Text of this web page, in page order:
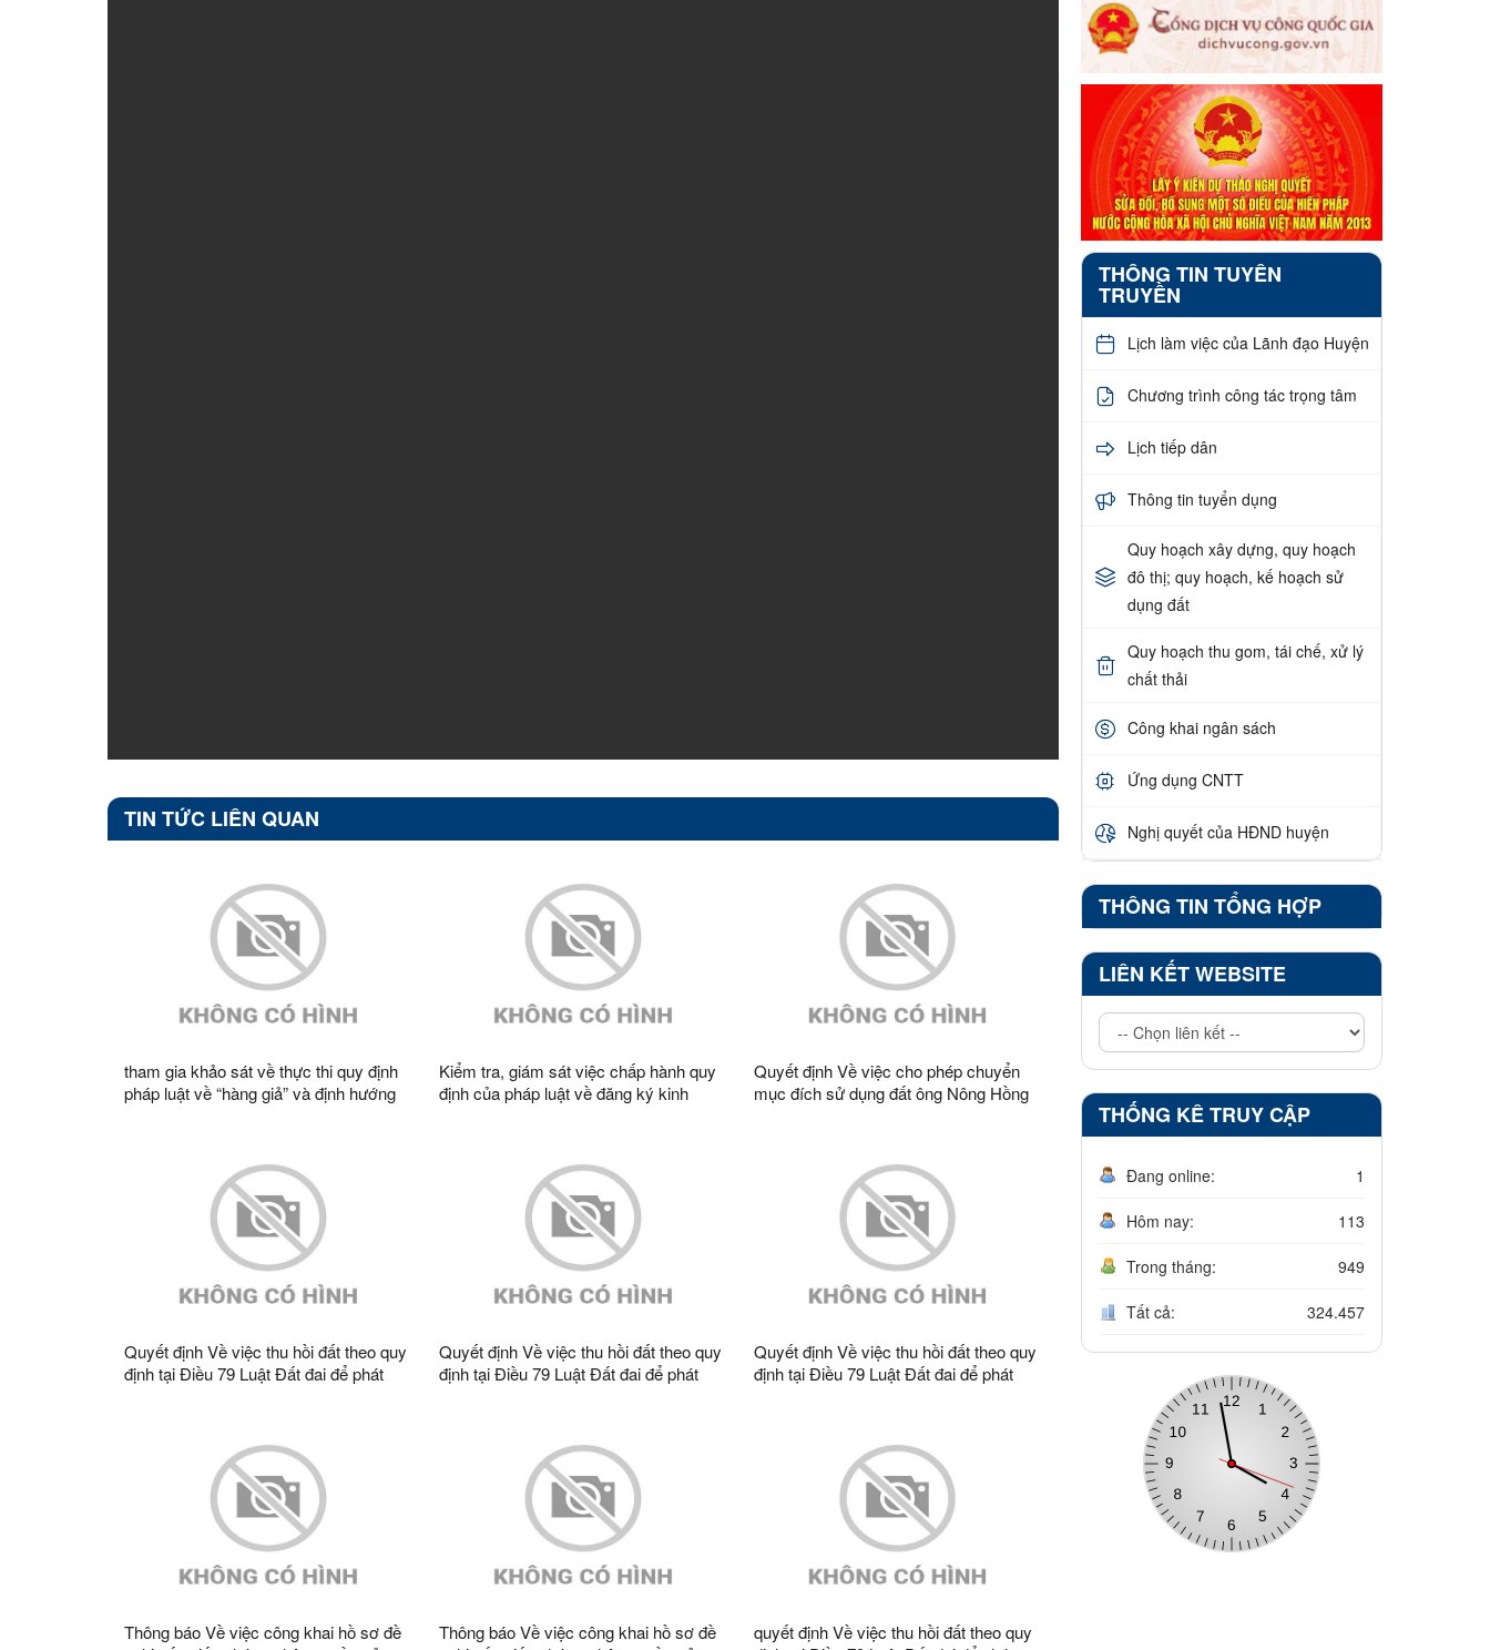
TIN TỨC LIÊN QUAN
tham gia khảo sát về thực thi quy định
pháp luật về “hàng giả” và định hướng
Kiểm tra, giám sát việc chấp hành quy
định của pháp luật về đăng ký kinh
Quyết định Về việc cho phép chuyển
mục đích sử dụng đất ông Nông Hồng
Quyết định Về việc thu hồi đất theo quy
định tại Điều 79 Luật Đất đai để phát
TBA CQT giảm bán kính, giảm tổn thất
điện năng khu vực huyện Văn Lãng,
Tràng Định năm 2023 bà Tô Thị Thơm,
thôn Quyền A2, xã Tràng Định, tỉnh
Quyết định Về việc thu hồi đất theo quy
định tại Điều 79 Luật Đất đai để phát
TBA CQT giảm bán kính, giảm tổn thất
điện năng khu vực huyện Văn Lãng,
Tràng Định năm 2023 ông Đàm Văn
Thoại, thôn QUyền A2, xã Tràng Định,
tỉnh Lạng Sơn
Quyết định Về việc thu hồi đất theo quy
định tại Điều 79 Luật Đất đai để phát
TBA CQT giảm bán kính, giảm tổn thất
điện năng khu vực huyện Văn Lãng,
Tràng Định năm 2023 ông Đoàn Văn
Nghị, thôn QUyền A2, xã Tràng Định,
tỉnh Lạng Sơn
Thông báo Về việc công khai hồ sơ đề
Thông báo Về việc công khai hồ sơ đề
quyết định Về việc thu hồi đất theo quy
THÔNG TIN TUYÊN
TRUYỀN
Lịch làm việc của Lãnh đạo Huyện
Chương trình công tác trọng tâm
Lịch tiếp dân
Thông tin tuyển dụng
Quy hoạch xây dựng, quy hoạch
đô thị; quy hoạch, kế hoạch sử
dụng đất
Quy hoạch thu gom, tái chế, xử lý
chất thải
Công khai ngân sách
Ứng dụng CNTT
Nghị quyết của HĐND huyện
THÔNG TIN TỔNG HỢP
LIÊN KẾT WEBSITE
THỐNG KÊ TRUY CẬP
Đang online: 1
Hôm nay: 113
Trong tháng: 949
Tất cả: 324.457